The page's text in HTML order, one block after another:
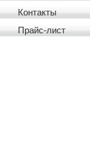
Контакты
Прайс-лист